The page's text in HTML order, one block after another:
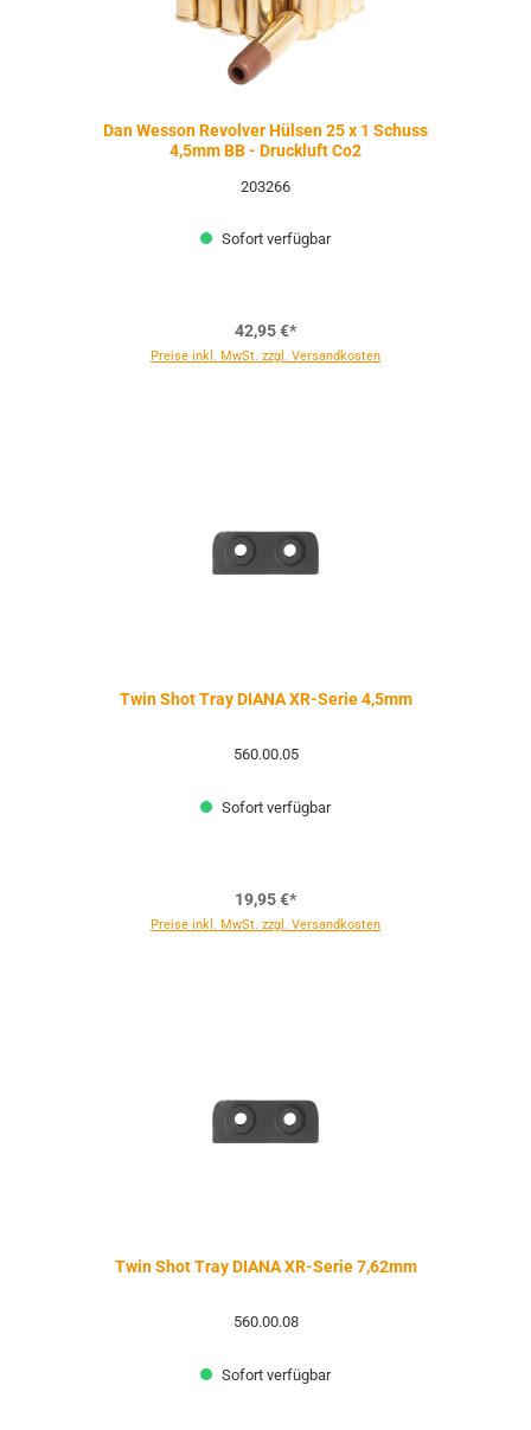
Dan Wesson Revolver Hülsen 25 x 1 Schuss
4,5mm BB - Druckluft Co2
203266
Sofort verfügbar
42,95 €*
Preise inkl. MwSt. zzgl. Versandkosten
Twin Shot Tray DIANA XR-Serie 4,5mm
560.00.05
Sofort verfügbar
19,95 €*
Preise inkl. MwSt. zzgl. Versandkosten
Twin Shot Tray DIANA XR-Serie 7,62mm
560.00.08
Sofort verfügbar